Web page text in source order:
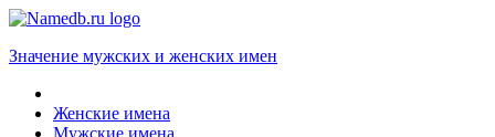
Значение мужских и женских имен
Женские имена
Мужские имена